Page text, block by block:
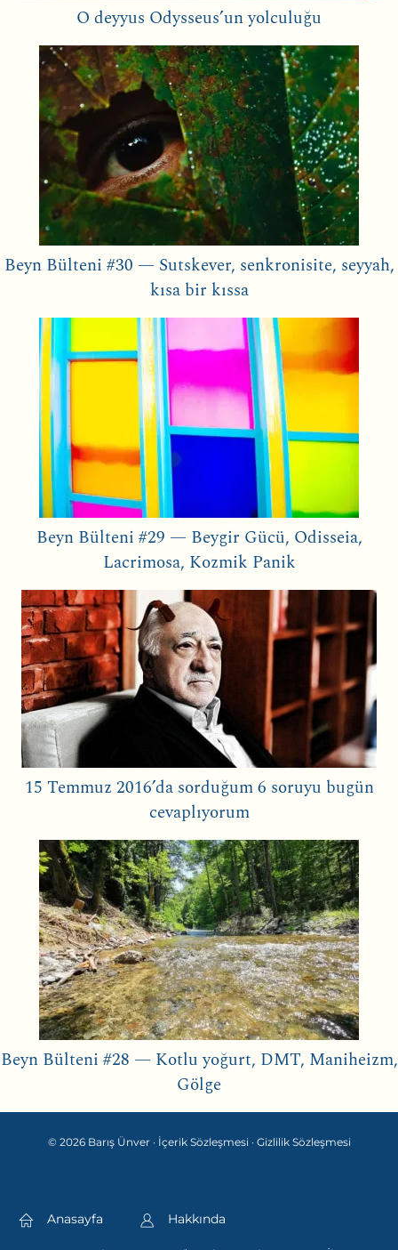
O deyyus Odysseus’un yolculuğu
Beyn Bülteni #30 — Sutskever, senkronisite, seyyah,
kısa bir kıssa
Beyn Bülteni #29 — Beygir Gücü, Odisseia,
Lacrimosa, Kozmik Panik
15 Temmuz 2016’da sorduğum 6 soruyu bugün
cevaplıyorum
Beyn Bülteni #28 — Kotlu yoğurt, DMT, Maniheizm,
Gölge
© 2026 Barış Ünver · İçerik Sözleşmesi · Gizlilik Sözleşmesi
Anasayfa Hakkında